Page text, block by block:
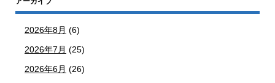
2026年8月 (6)
2026年7月 (25)
2026年6月 (26)